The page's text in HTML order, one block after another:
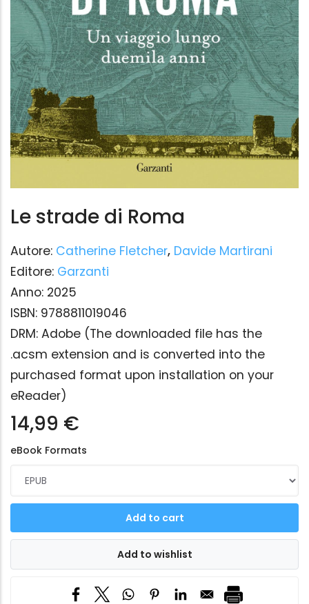
Le strade di Roma
Autore: Catherine Fletcher, Davide Martirani
Editore: Garzanti
Anno: 2025
ISBN: 9788811019046
DRM: Adobe (The downloaded file has the
.acsm extension and is converted into the
purchased format upon installation on your
eReader)
14,99 €
eBook Formats